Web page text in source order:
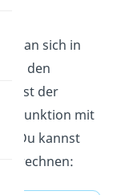
man sich in
für den
ist der
Funktion mit
Du kannst
berechnen: